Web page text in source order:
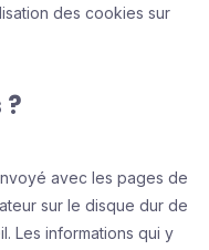
des cookies sur
?
avec les pages de
sur le disque dur de
Les informations qui y